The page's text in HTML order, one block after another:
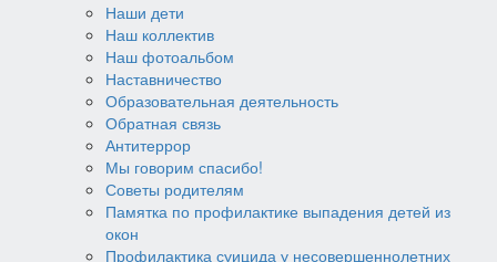
Наши дети
Наш коллектив
Наш фотоальбом
Наставничество
Образовательная деятельность
Обратная связь
Антитеррор
Мы говорим спасибо!
Советы родителям
Памятка по профилактике выпадения детей из
окон
Профилактика суицида у несовершеннолетних